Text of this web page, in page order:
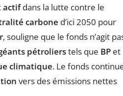
actifdans la lutte contre le
carbone d’ici 2050 pour
, souligne que le fonds n’agit
pétrolierstels que BP et
climatique. Le fonds
vers des émissions nettes